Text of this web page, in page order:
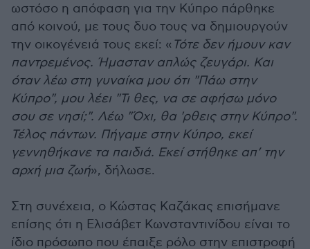
ωστόσο η απόφαση για την Κύπρο πάρθηκε
από κοινού, με τους δυο τους να δημιουργούν
την οικογένειά τους εκεί: « Τότε δεν ήμουν καν
παντρεμένος. Ήμασταν απλώς ζευγάρι. Και
όταν λέω στη γυναίκα μου ότι "Πάω στην
Κύπρο", μου λέει "Τι θες, να σε αφήσω μόνο
σου σε νησί;". Λέω "Όχι, θα 'ρθεις στην Κύπρο".
Τέλος πάντων. Πήγαμε στην Κύπρο, εκεί
γεννηθήκανε τα παιδιά. Εκεί στήθηκε απ’ την
αρχή μια ζωή», δήλωσε.
Στη συνέχεια, ο Κώστας Καζάκας επισήμανε
επίσης ότι η Ελισάβετ Κωνσταντινίδου είναι το
ίδιο πρόσωπο που έπαιξε ρόλο στην επιστροφή